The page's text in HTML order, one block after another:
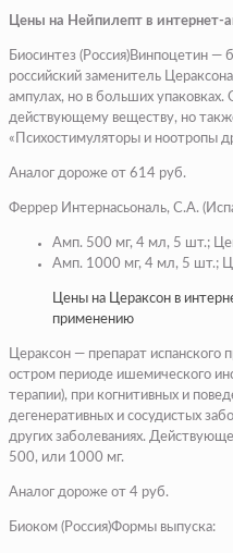
Цены на Нейпилепт в интернет-
Биосинтез (Россия)Винпоцетин
российский заменитель
ампулах, но в больших упаковках.
действующему веществу, но
«Психостимуляторы и ноотропы
Аналог дороже от 614 руб.
Феррер Интернасьональ, С.А.
Амп. 500 мг, 4 мл, 5 шт.;
Амп. 1000 мг, 4 мл, 5 шт.;
Цены на Цераксон в
применению
Цераксон — препарат испанского
остром периоде ишемического
терапии), при когнитивных и
дегенеративных и сосудистых
других заболеваниях.
500, или 1000 мг.
Аналог дороже от 4 руб.
Биоком (Россия)Формы выпуска: